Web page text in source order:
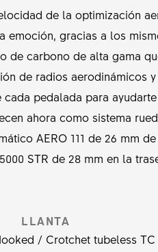
de la optimización
emoción, gracias a los
de carbono de alta gama
de radios aerodinámicos
pedalada para
ahora como sistema
AERO 111 de 26 mm
STR de 28 mm en la
LLANTA
/ Crotchet tubeless TC